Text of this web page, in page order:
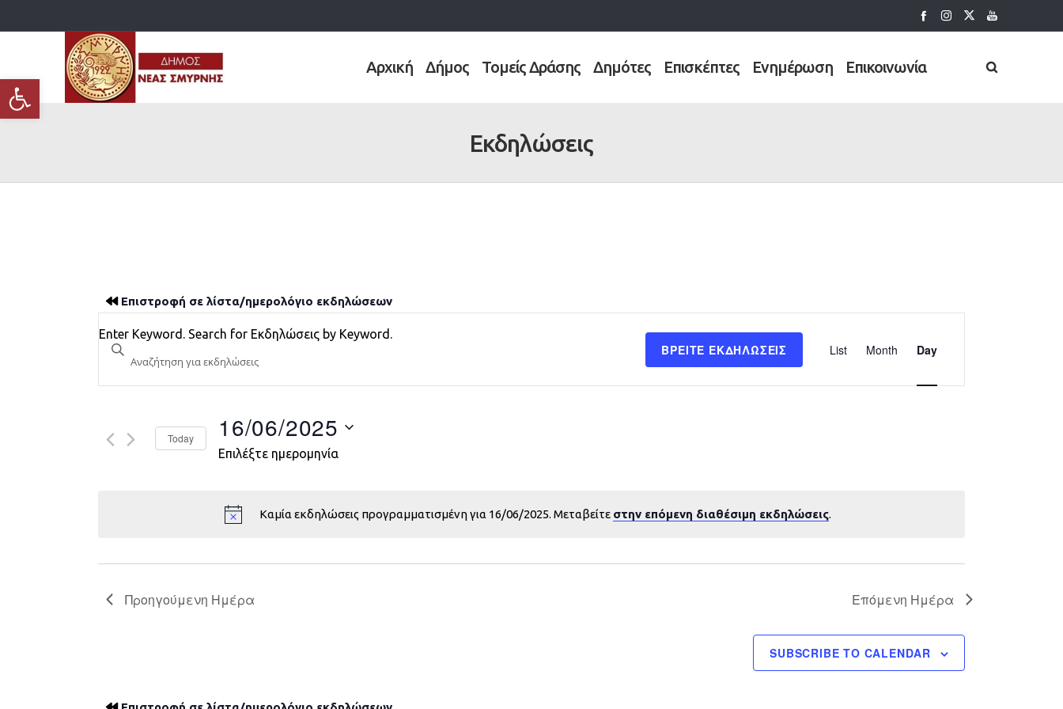
Ανοίξτε τη γραμμή εργαλείων
Αρχική Δήμος Τομείς Δράσης Δημότες Επισκέπτες Ενημέρωση Επικοινωνία
Εκδηλώσεις
Επιστροφή σε λίστα/ημερολόγιο εκδηλώσεων
Καμία εκδηλώσεις προγραμματισμένη για 16/06/2025. Μεταβείτε στην επόμενη διαθέσιμη εκδηλώσεις.
Εκδηλώσεις
Search
and
Navigation
Enter Keyword. Search for Εκδηλώσεις by Keyword.
ΒΡΕΊΤΕ ΕΚΔΗΛΏΣΕΙΣ
Views
Navigation
List Month Day
Today 16/06/2025
Επιλέξτε ημερομηνία
Προηγούμενη Ημέρα Επόμενη Ημέρα
SUBSCRIBE TO CALENDAR